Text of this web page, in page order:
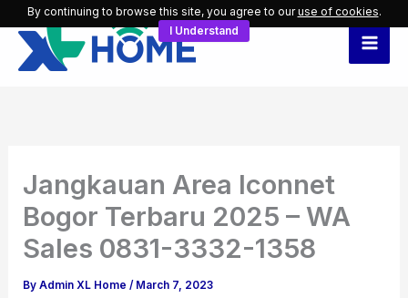
Skip
content
Jangkauan Area Iconnet
Bogor Terbaru 2025 – WA
Sales 0831-3332-1358
ByAdmin XL Home/ March 7, 2023
By continuing to browse this site, you agree to ouruse of cookies.
I Understand